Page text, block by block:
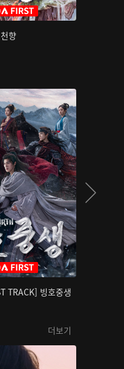
향
TRACK] 빙호중생
더보기